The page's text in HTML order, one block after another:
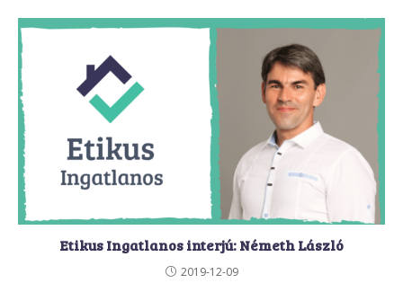
Etikus Ingatlanos interjú: Németh László
2019-12-09